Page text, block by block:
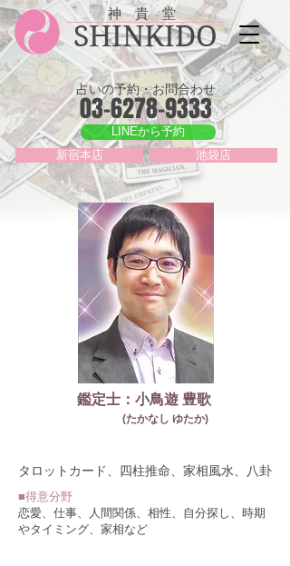
神 貴 堂
SHINKIDO
占いの予約・お問合わせ
03-6278-9333
LINEから予約
新宿本店 池袋店
鑑定士：小鳥遊 豊歌
(たかなし ゆたか)
タロットカード、四柱推命、家相風水、八卦
■得意分野
恋愛、仕事、人間関係、相性、自分探し、時期
やタイミング、家相など